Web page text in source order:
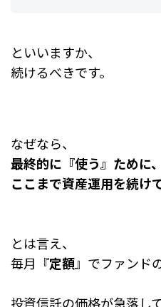
といいますか、
続けるべきです。
なぜなら、
最終的に『使う』ために、
ここまで資産運用を続け
とは言え、
毎月『定額』でファンド
投資信託の価格が急落し